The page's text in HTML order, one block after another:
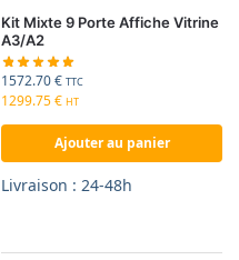
Kit Mixte 9 Porte Affiche Vitrine
A3/A2
1572.70€ TTC
1299.75€ HT
Ajouter au panier
Livraison : 24-48h